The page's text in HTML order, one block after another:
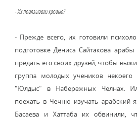
- Их повязывали кровью?
- Прежде всего, их готовили
подготовке Дениса Сайтакова арабы
предать его своих друзей, чтобы
группа молодых учеников
"Юлдыс" в Набережных Челнах.
поехать в Чечню изучать арабский
Басаева и Хаттаба их обвинили,